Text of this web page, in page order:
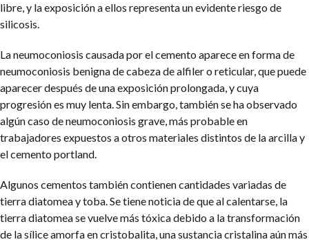
libre, y la exposición a ellos representa un evidente riesgo de
silicosis.
La neumoconiosis causada por el cemento aparece en forma de
neumoconiosis benigna de cabeza de alfiler o reticular, que puede
aparecer después de una exposición prolongada, y cuya
progresión es muy lenta. Sin embargo, también se ha observado
algún caso de neumoconiosis grave, más probable en
trabajadores expuestos a otros materiales distintos de la arcilla y
el cemento portland.
Algunos cementos también contienen cantidades variadas de
tierra diatomea y toba. Se tiene noticia de que al calentarse, la
tierra diatomea se vuelve más tóxica debido a la transformación
de la sílice amorfa en cristobalita, una sustancia cristalina aún más